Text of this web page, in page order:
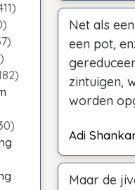
Net als
een pot,
zintuigen,
worden
Adi
Maar de